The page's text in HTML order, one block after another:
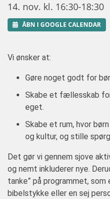
14. nov. kl. 16:30-18:30
ÅBN I GOOGLE CALENDAR
Vi ønsker at:
Gøre noget godt for
Skabe et fællesskab
eget.
Skabe et rum, hvor
og kultur, og stille
Det gør vi gennem sjove
og nemt inkluderer nye.
tanke” på programmet,
bibelstykke eller en sej